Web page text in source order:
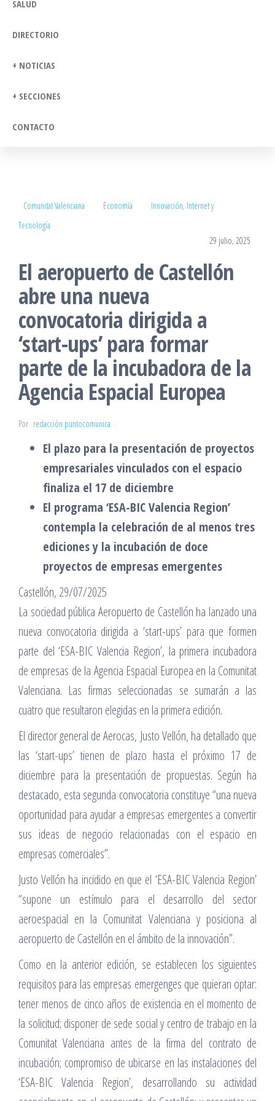
SALUD
DIRECTORIO
+ NOTICIAS
+ SECCIONES
CONTACTO
Comunitat Valenciana Economía
Innovación, Internet y
Tecnología
29 julio, 2025
El aeropuerto de Castellón
abre una nueva
convocatoria dirigida a
‘start-ups’ para formar
parte de la incubadora de la
Agencia Espacial Europea
Por redacción puntocomunica
El plazo para la presentación de proyectos
empresariales vinculados con el espacio
finaliza el 17 de diciembre
El programa ‘ESA-BIC Valencia Region’
contempla la celebración de al menos tres
ediciones y la incubación de doce
proyectos de empresas emergentes
Castellón, 29/07/2025
La sociedad pública Aeropuerto de Castellón ha lanzado una
nueva convocatoria dirigida a ‘start-ups’ para que formen
parte del ‘ESA-BIC Valencia Region’, la primera incubadora
de empresas de la Agencia Espacial Europea en la Comunitat
Valenciana. Las firmas seleccionadas se sumarán a las
cuatro que resultaron elegidas en la primera edición.
El director general de Aerocas, Justo Vellón, ha detallado que
las ‘start-ups’ tienen de plazo hasta el próximo 17 de
diciembre para la presentación de propuestas. Según ha
destacado, esta segunda convocatoria constituye “una nueva
oportunidad para ayudar a empresas emergentes a convertir
sus ideas de negocio relacionadas con el espacio en
empresas comerciales”.
Justo Vellón ha incidido en que el ‘ESA-BIC Valencia Region’
“supone un estímulo para el desarrollo del sector
aeroespacial en la Comunitat Valenciana y posiciona al
aeropuerto de Castellón en el ámbito de la innovación”.
Como en la anterior edición, se establecen los siguientes
requisitos para las empresas emergenges que quieran optar:
tener menos de cinco años de existencia en el momento de
la solicitud; disponer de sede social y centro de trabajo en la
Comunitat Valenciana antes de la firma del contrato de
incubación; compromiso de ubicarse en las instalaciones del
‘ESA-BIC Valencia Region’, desarrollando su actividad